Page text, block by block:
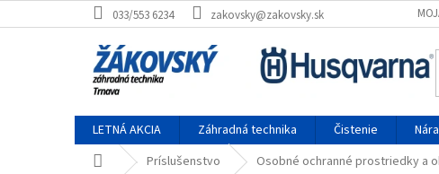
033/553 6234 zakovsky@zakovsky.sk
LETNÁ AKCIA Záhradná technika Čistenie
DomovPríslušenstvo Osobné ochranné prostriedky a